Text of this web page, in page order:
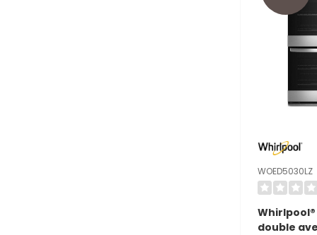
WOED5030LZ
double